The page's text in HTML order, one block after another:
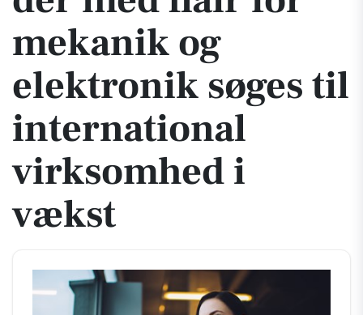
mekanik og
elektronik søges til
international
virksomhed i
vækst